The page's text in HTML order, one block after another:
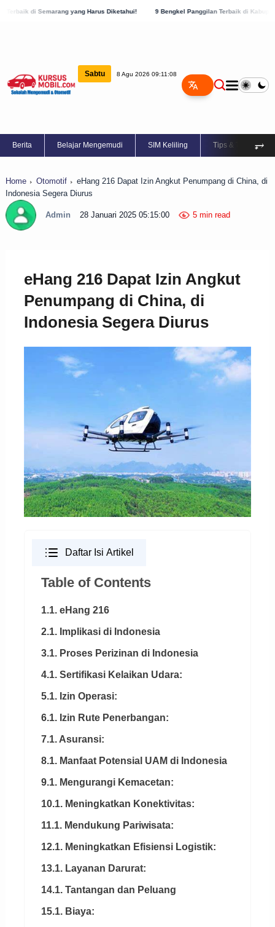
yang Harus Diketahui! 9 Bengkel Panggilan Terbaik di Kabupaten Semarang,
Sabtu 8 Agu 2026 09:11:09
Berita Belajar Mengemudi SIM Keliling Tips & Trik ⥅
Home Otomotif
eHang 216 Dapat Izin Angkut Penumpang di China, di
Indonesia Segera Diurus
Admin 28 Januari 2025 05:15:00 5 min read
eHang 216 Dapat Izin Angkut
Penumpang di China, di
Indonesia Segera Diurus
Daftar Isi Artikel
Table of Contents
1.1. eHang 216
2.1. Implikasi di Indonesia
3.1. Proses Perizinan di Indonesia
4.1. Sertifikasi Kelaikan Udara:
5.1. Izin Operasi:
6.1. Izin Rute Penerbangan:
7.1. Asuransi:
8.1. Manfaat Potensial UAM di Indonesia
9.1. Mengurangi Kemacetan:
10.1. Meningkatkan Konektivitas:
11.1. Mendukung Pariwisata:
12.1. Meningkatkan Efisiensi Logistik:
13.1. Layanan Darurat:
14.1. Tantangan dan Peluang
15.1. Biaya: